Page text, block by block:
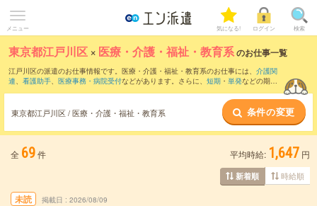
メニュー 気になる! ログイン 検索
東京都江戸川区 × 医療・介護・福祉・教育系のお仕事一覧
江戸川区の派遣のお仕事情報です。医療・介護・福祉・教育系のお仕事には、 介護関
連、 看護助手、 医療事務・病院受付などがあります。さらに、 短期 ・ 単発などの期間
東京都江戸川区 / 医療・介護・福祉・教育系 条件の変更
全 69件 平均時給: 1,647 円
新着順 時給順
未読 掲載日 2026/08/09